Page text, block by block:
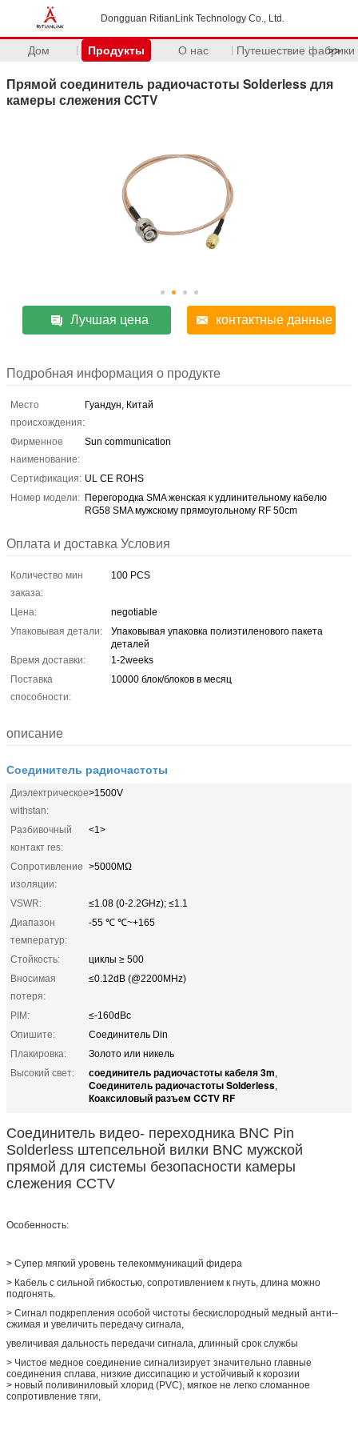
Dongguan RitianLink Technology Co., Ltd.
Дом Продукты О нас Путешествие фабрики
>>
Прямой соединитель радиочастоты Solderless для
камеры слежения CCTV
Лучшая цена контактные данные
Подробная информация о продукте
Место
происхождения:
Гуандун, Китай
Фирменное
наименование:
Sun communication
Сертификация: UL CE ROHS
Номер модели: Перегородка SMA женская к удлинительному кабелю
RG58 SMA мужскому прямоугольному RF 50cm
Оплата и доставка Условия
Количество мин
заказа:
100 PCS
Цена:
negotiable
Упаковывая детали:
Упаковывая упаковка полиэтиленового пакета
деталей
Время доставки:
1-2weeks
Поставка
способности:
10000 блок/блоков в месяц
описание
Соединитель радиочастоты
Диэлектрическое
withstan:
>1500V
Разбивочный
контакт res:
<1>
Сопротивление
изоляции:
>5000MΩ
VSWR:
≤1.08 (0-2.2GHz); ≤1.1
Диапазон
температур:
-55 ℃ ℃~+165
Стойкость:
циклы ≥ 500
Вносимая
потеря:
≤0.12dB (@2200MHz)
PIM:
≤-160dBc
Опишите:
Соединитель Din
Плакировка:
Золото или никель
Высокий свет:
соединитель радиочастоты кабеля 3m,
Соединитель радиочастоты Solderless,
Коаксиловый разъем CCTV RF
Соединитель видео- переходника BNC Pin
Solderless штепсельной вилки BNC мужской
прямой для системы безопасности камеры
слежения CCTV
Особенность:
> Супер мягкий уровень телекоммуникаций фидера
> Кабель с сильной гибкостью, сопротивлением к гнуть, длина можно
подгонять.
> Сигнал подкрепления особой чистоты бескислородный медный анти--
сжимая и увеличить передачу сигнала,
увеличивая дальность передачи сигнала, длинный срок службы
> Чистое медное соединение сигнализирует значительно главные
соединения сплава, низкие диссипацию и устойчивый к корозии
> новый поливиниловый хлорид (PVC), мягкое не легко сломанное
сопротивление тяги,